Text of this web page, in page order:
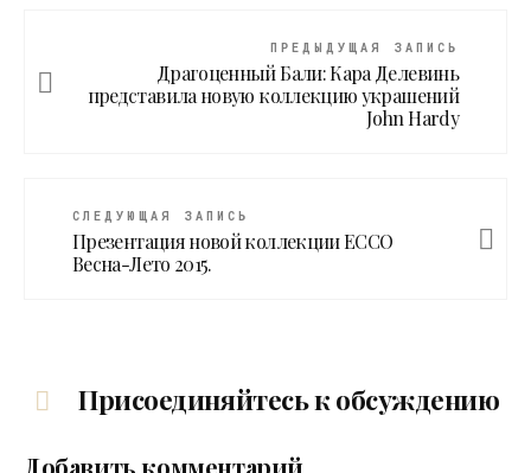
ПРЕДЫДУЩАЯ ЗАПИСЬ
Драгоценный Бали: Кара Делевинь
представила новую коллекцию украшений
John Hardy
СЛЕДУЮЩАЯ ЗАПИСЬ
Презентация новой коллекции ECCO
Весна-Лето 2015.
Присоединяйтесь к обсуждению
Добавить комментарий